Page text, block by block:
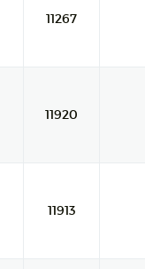
11267
11920
11913